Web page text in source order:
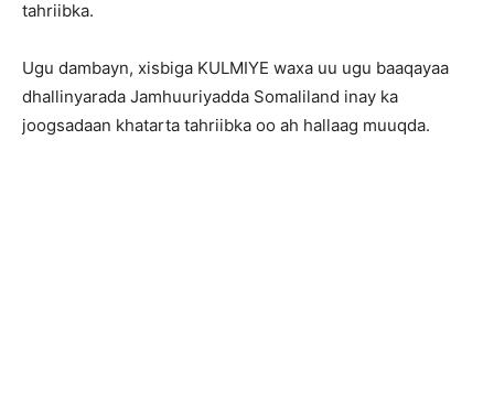
tahriibka.
Ugu dambayn, xisbiga KULMIYE waxa uu ugu baaqayaa
dhallinyarada Jamhuuriyadda Somaliland inay ka
joogsadaan khatarta tahriibka oo ah hallaag muuqda.